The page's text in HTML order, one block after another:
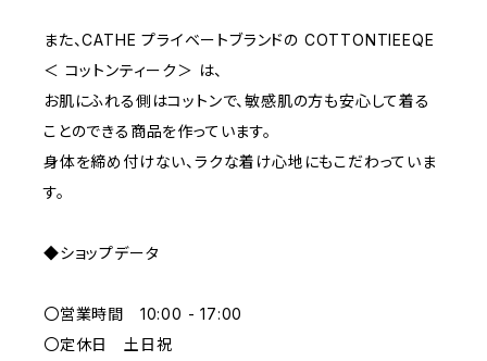
PURPLE
BLUE
ORANGE
GRAY
また、CATHE プライベートブランドの COTTONTIEEQE
＜ コットンティーク＞ は、
お肌にふれる側はコットンで、敏感肌の方も安心して着る
ことのできる商品を作っています。
身体を締め付けない、ラクな着け心地にもこだわっていま
す。
◆ショップデータ
〇営業時間 10:00 - 17:00
〇定休日 土日祝